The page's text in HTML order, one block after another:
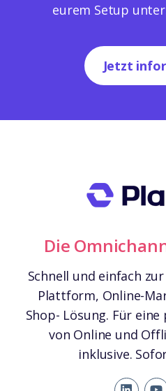
eurem Setup
Jetzt
Die
Schnell und einfach
Plattform, Online-
Shop- Lösung. Für
von Online und
inklusive.